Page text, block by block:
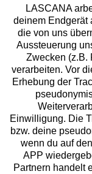
Rabatt
Jetzt
sichern!
Jetzt
LASCANA
deinem Endgerät
die von uns
Aussteuerung
Zwecken (z.B.
verarbeiten. Vor
Erhebung der
Einwilligung. Die
bzw. deine
wenn du auf
APP
Partnern handelt